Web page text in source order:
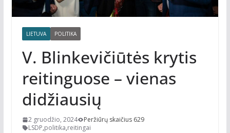
LIETUVA POLITIKA
V. Blinkevičiūtės krytis
reitinguose – vienas
didžiausių
2 gruodžio, 2024
Peržiūrų skaičius 629
LSDP,politika,reitingai